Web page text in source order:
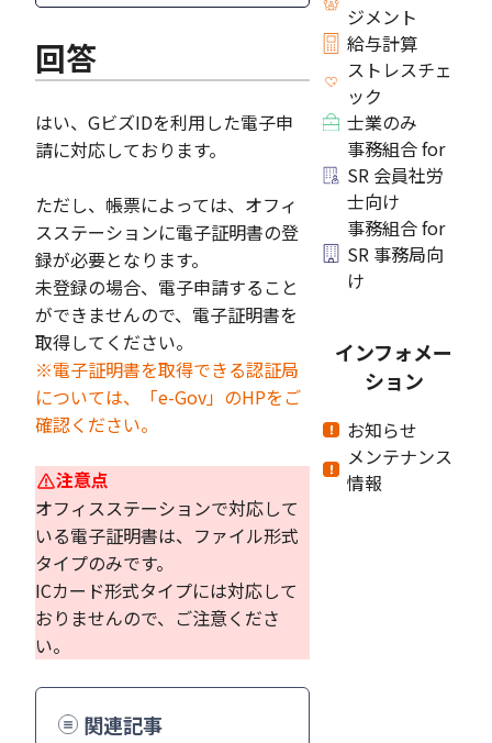
回答
はい、GビズIDを利用した電子申
請に対応しております。
ただし、帳票によっては、オフィ
スステーションに電子証明書の登
録が必要となります。
未登録の場合、電子申請すること
ができませんので、電子証明書を
取得してください。
※電子証明書を取得できる認証局
については、「e-Gov」のHPをご
確認ください。
注意点
オフィスステーションで対応して
いる電子証明書は、ファイル形式
タイプのみです。
ICカード形式タイプには対応して
おりませんので、ご注意くださ
い。
関連記事
ジメント
給与計算
ストレスチェ
ック
士業のみ
事務組合 for
SR 会員社労
士向け
事務組合 for
SR 事務局向
け
インフォメー
ション
お知らせ
メンテナンス
情報